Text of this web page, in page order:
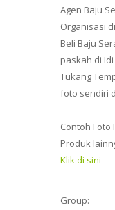
Agen Baju
Organisasi
Beli Baju
paskah di
Tukang
foto sendiri
Contoh Foto
Produk
Klik di sini
Group: